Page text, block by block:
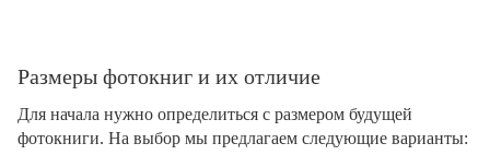
Размеры фотокниг и их отличие
Для начала нужно определиться с размером будущей
фотокниги. На выбор мы предлагаем следующие варианты: